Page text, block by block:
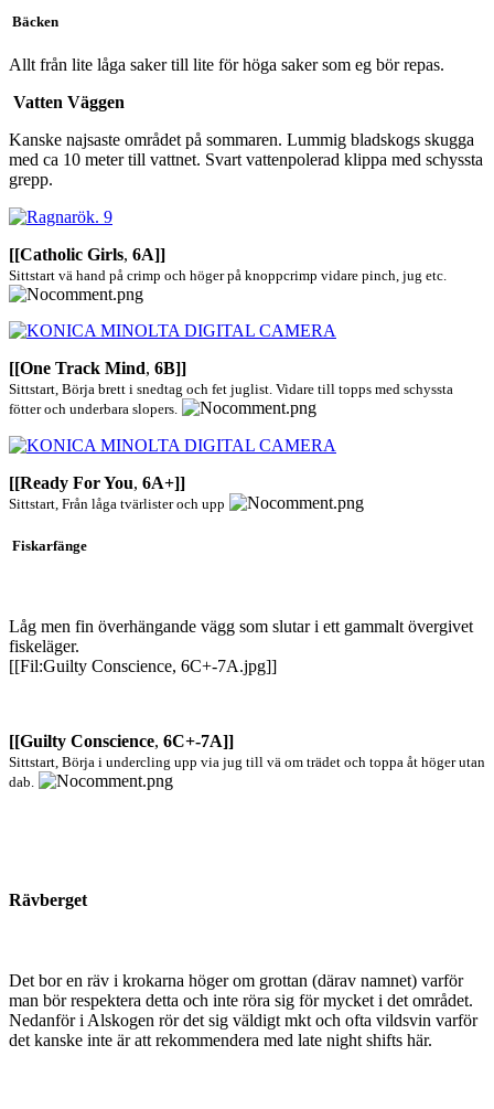
Bäcken
Allt från lite låga saker till lite för höga saker som eg bör repas.
Vatten Väggen
Kanske najsaste området på sommaren. Lummig bladskogs skugga
med ca 10 meter till vattnet. Svart vattenpolerad klippa med schyssta
grepp.
[[Catholic Girls, 6A]]
Sittstart vä hand på crimp och höger på knoppcrimp vidare pinch, jug etc.
[[One Track Mind, 6B]]
Sittstart, Börja brett i snedtag och fet juglist. Vidare till topps med schyssta
fötter och underbara slopers.
[[Ready For You, 6A+]]
Sittstart, Från låga tvärlister och upp
Fiskarfänge
Låg men fin överhängande vägg som slutar i ett gammalt övergivet
fiskeläger.
[[Fil:Guilty Conscience, 6C+-7A.jpg]]
[[Guilty Conscience, 6C+-7A]]
Sittstart, Börja i undercling upp via jug till vä om trädet och toppa åt höger utan
dab.
Rävberget
Det bor en räv i krokarna höger om grottan (därav namnet) varför
man bör respektera detta och inte röra sig för mycket i det området.
Nedanför i Alskogen rör det sig väldigt mkt och ofta vildsvin varför
det kanske inte är att rekommendera med late night shifts här.